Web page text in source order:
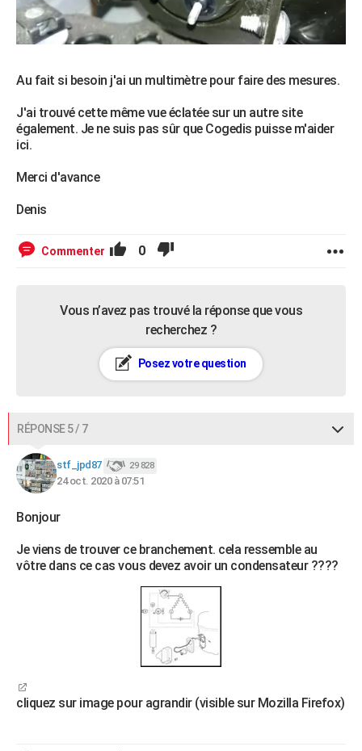
Au fait si besoin j'ai un multimètre pour faire des mesures.
J'ai trouvé cette même vue éclatée sur un autre site
également. Je ne suis pas sûr que Cogedis puisse m'aider
ici.
Merci d'avance
Denis
Commenter 0
Vous n’avez pas trouvé la réponse que vous
recherchez ?
Posez votre question
RÉPONSE 5 / 7
stf_jpd87 29 828
24 oct. 2020 à 07:51
Bonjour
Je viens de trouver ce branchement. cela ressemble au
vôtre dans ce cas vous devez avoir un condensateur ????
cliquez sur image pour agrandir (visible sur Mozilla Firefox)